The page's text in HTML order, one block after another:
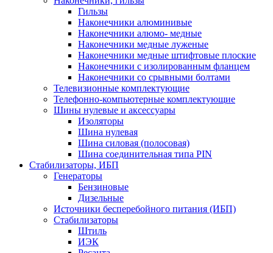
Гильзы
Наконечники алюминивые
Наконечники алюмо- медные
Наконечники медные луженые
Наконечники медные штифтовые плоские
Наконечники с изолированным фланцем
Наконечники со срывными болтами
Телевизионные комплектующие
Телефонно-компьютерные комплектующие
Шины нулевые и аксессуары
Изоляторы
Шина нулевая
Шина силовая (полосовая)
Шина соединительная типа PIN
Стабилизаторы, ИБП
Генераторы
Бензиновые
Дизельные
Источники бесперебойного питания (ИБП)
Стабилизаторы
Штиль
ИЭК